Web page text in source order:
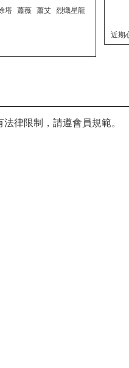
塔 蕭薇 蕭艾 烈熾星龍
近期
律限制，請遵會員規範。